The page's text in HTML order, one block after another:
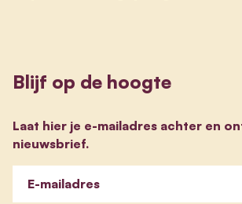
Blijf op de hoogte
Laat hier je e-mailadres achter en
nieuwsbrief.
E-mailadres